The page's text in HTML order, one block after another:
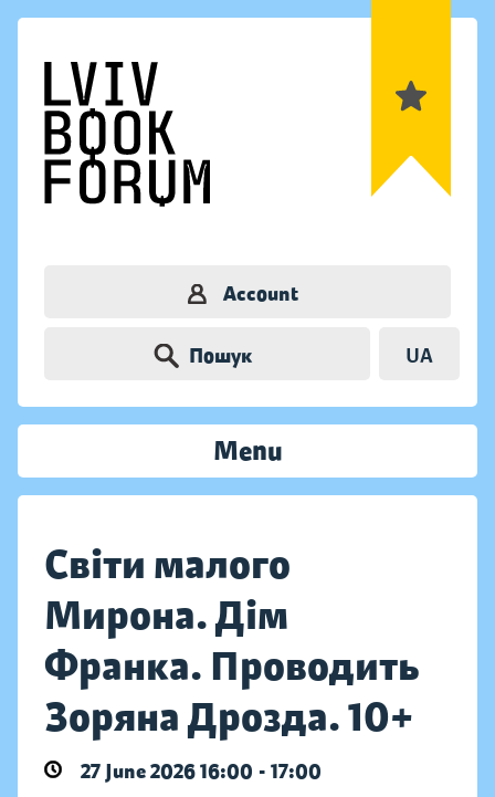
Account
Пошук UA
Menu
Світи малого
Мирона. Дім
Франка. Проводить
Зоряна Дрозда. 10+
27 June 2026 16:00 - 17:00